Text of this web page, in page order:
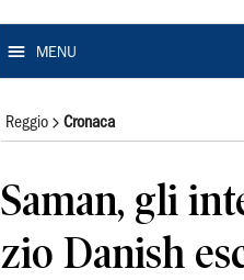
MENU
Reggio Cronaca
Saman, gli
zio Danish